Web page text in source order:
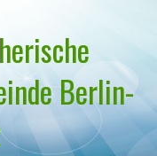
Berlin-